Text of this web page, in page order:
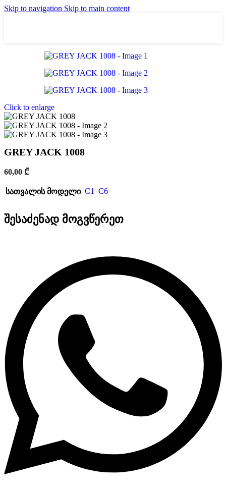
Skip to navigation Skip to main content
Click to enlarge
GREY JACK 1008
60,00 ₾
სათვალის მოდელი C1 C6
შესაძენად მოგვწერეთ